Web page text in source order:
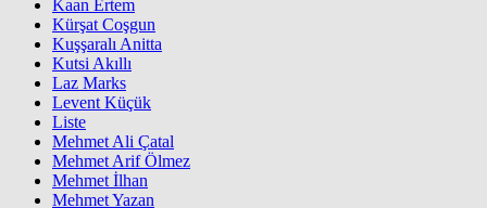
Kaan Ertem
Kürşat Coşgun
Kuşşaralı Anitta
Kutsi Akıllı
Laz Marks
Levent Küçük
Liste
Mehmet Ali Çatal
Mehmet Arif Ölmez
Mehmet İlhan
Mehmet Yazan